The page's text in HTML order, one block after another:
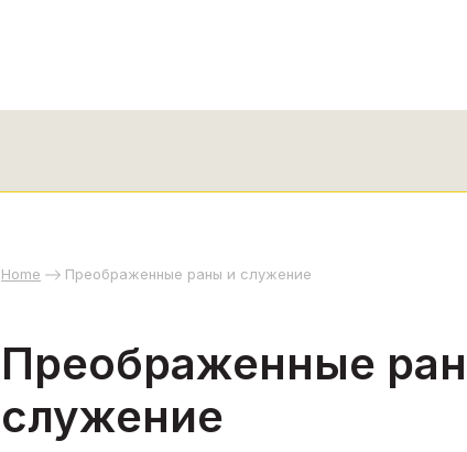
Home Преображенные раны и служение
Преображенные
служение